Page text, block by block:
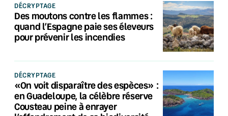
DÉCRYPTAGE
Des moutons contre les flammes :
quand l’Espagne paie ses éleveurs
pour prévenir les incendies
DÉCRYPTAGE
«On voit disparaître des espèces» :
en Guadeloupe, la célèbre réserve
Cousteau peine à enrayer